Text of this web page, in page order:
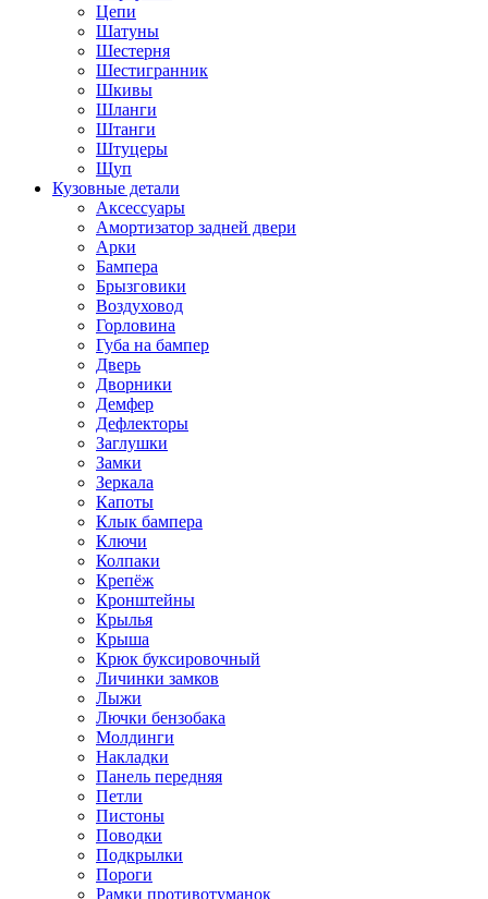
Цепи
Шатуны
Шестерня
Шестигранник
Шкивы
Шланги
Штанги
Штуцеры
Щуп
Кузовные детали
Аксессуары
Амортизатор задней двери
Арки
Бампера
Брызговики
Воздуховод
Горловина
Губа на бампер
Дверь
Дворники
Демфер
Дефлекторы
Заглушки
Замки
Зеркала
Капоты
Клык бампера
Ключи
Колпаки
Крепёж
Кронштейны
Крылья
Крыша
Крюк буксировочный
Личинки замков
Лыжи
Лючки бензобака
Молдинги
Накладки
Панель передняя
Петли
Пистоны
Поводки
Подкрылки
Пороги
Рамки противотуманок